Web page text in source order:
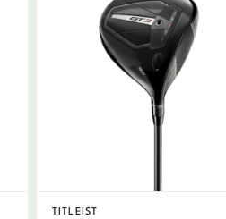
TITLEIST